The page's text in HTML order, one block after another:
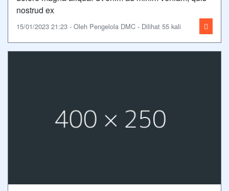
nostrud ex
15/01/2023 21:23 - Oleh Pengelola DMC - Dilihat 55 kali